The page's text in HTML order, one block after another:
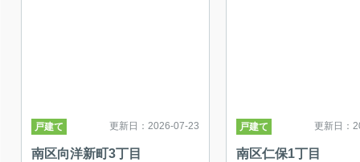
戸建て 更新日：2026-07-23
南区向洋新町3丁目
戸建て 更新日：
南区仁保1丁目